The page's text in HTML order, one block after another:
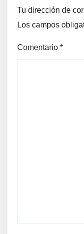
Tu dirección de
Los campos
Comentario *